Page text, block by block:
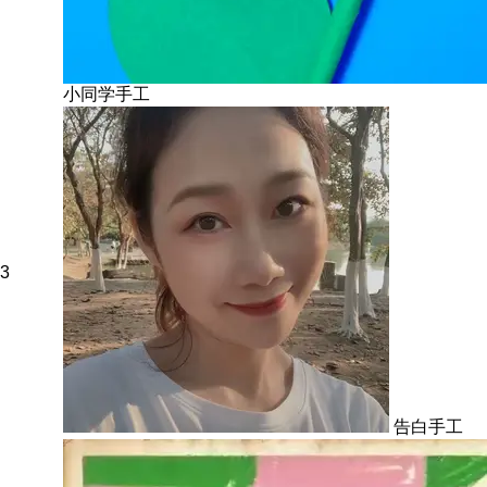
小同学手工
3
告白手工